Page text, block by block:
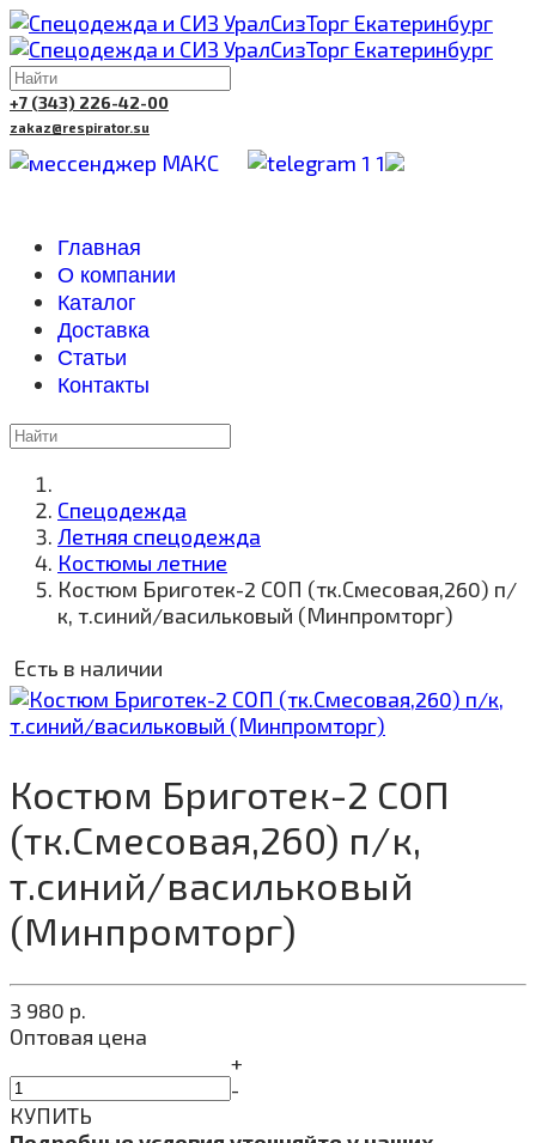
+7 (343) 226-42-00
zakaz@respirator.su
Главная
О компании
Каталог
Доставка
Cтатьи
Контакты
Спецодежда
Летняя спецодежда
Костюмы летние
Костюм Бриготек-2 СОП (тк.Смесовая,260) п/
к, т.синий/васильковый (Минпромторг)
Есть в наличии
Костюм Бриготек-2 СОП
(тк.Смесовая,260) п/к,
т.синий/васильковый
(Минпромторг)
3 980 р.
Оптовая цена
+
-
КУПИТЬ